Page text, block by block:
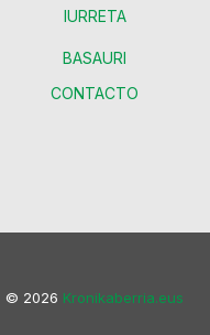
IURRETA
BASAURI
CONTACTO
© 2026 Kronikaberria.eus